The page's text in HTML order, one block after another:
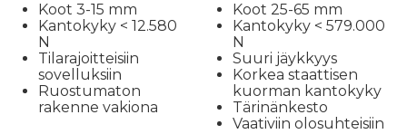
Koot 3-15 mm
Kantokyky < 12.580
N
Tilarajoitteisiin
sovelluksiin
Ruostumaton
rakenne vakiona
Koot 25-65 mm
Kantokyky < 579.000
N
Suuri jäykkyys
Korkea staattisen
kuorman kantokyky
Tärinänkesto
Vaativiin olosuhteisiin